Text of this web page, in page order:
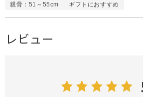
親骨：51～55cm ギフトにおすすめ
レビュー